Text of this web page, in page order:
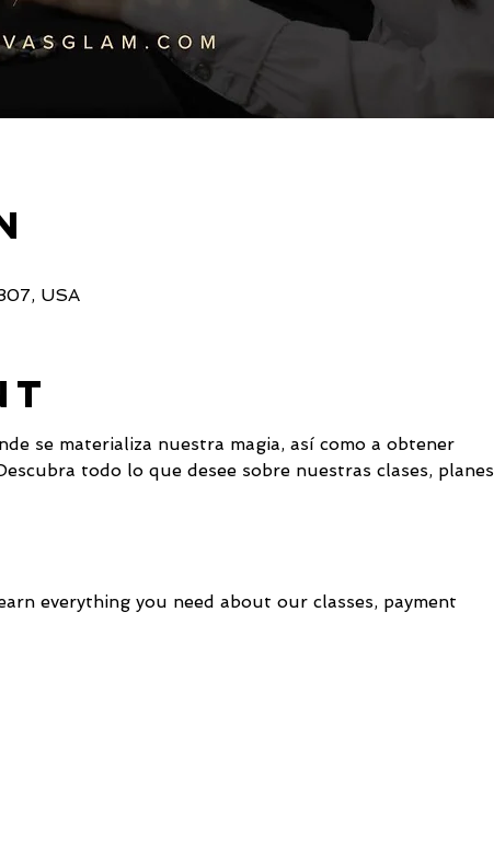
USA
se materializa nuestra magia, así como a obtener
todo lo que desee sobre nuestras clases, planes
everything you need about our classes, payment